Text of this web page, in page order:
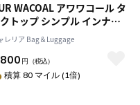
WACOAL アワワコール タ
トップ シンプル インナー
ア Sサイズ Mサイズ M＋サ
ズ Lサイズ L＋サイズ カップ
ウェア トップス カップ付
ンクトップ ブラトップ コ
レリア Bag＆Luggage
円 （税込）
積算 80 マイル (1倍)